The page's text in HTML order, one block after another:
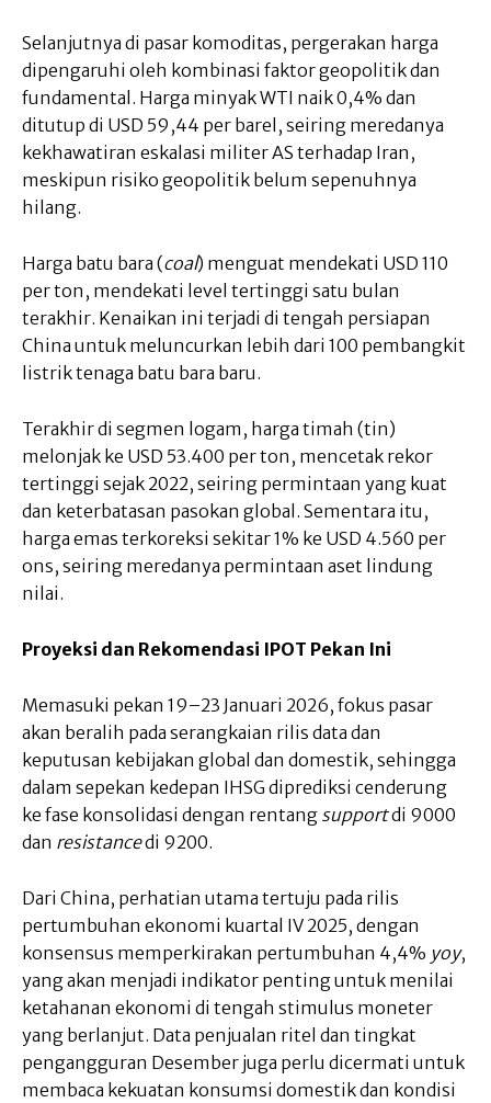
Selanjutnya di pasar komoditas, pergerakan harga
dipengaruhi oleh kombinasi faktor geopolitik dan
fundamental. Harga minyak WTI naik 0,4% dan
ditutup di USD 59,44 per barel, seiring meredanya
kekhawatiran eskalasi militer AS terhadap Iran,
meskipun risiko geopolitik belum sepenuhnya
hilang.
Harga batu bara (coal) menguat mendekati USD 110
per ton, mendekati level tertinggi satu bulan
terakhir. Kenaikan ini terjadi di tengah persiapan
China untuk meluncurkan lebih dari 100 pembangkit
listrik tenaga batu bara baru.
Terakhir di segmen logam, harga timah (tin)
melonjak ke USD 53.400 per ton, mencetak rekor
tertinggi sejak 2022, seiring permintaan yang kuat
dan keterbatasan pasokan global. Sementara itu,
harga emas terkoreksi sekitar 1% ke USD 4.560 per
ons, seiring meredanya permintaan aset lindung
nilai.
Proyeksi dan Rekomendasi IPOT Pekan Ini
Memasuki pekan 19–23 Januari 2026, fokus pasar
akan beralih pada serangkaian rilis data dan
keputusan kebijakan global dan domestik, sehingga
dalam sepekan kedepan IHSG diprediksi cenderung
ke fase konsolidasi dengan rentang supportdi 9000
dan resistancedi 9200.
Dari China, perhatian utama tertuju pada rilis
pertumbuhan ekonomi kuartal IV 2025, dengan
konsensus memperkirakan pertumbuhan 4,4% yoy,
yang akan menjadi indikator penting untuk menilai
ketahanan ekonomi di tengah stimulus moneter
yang berlanjut. Data penjualan ritel dan tingkat
pengangguran Desember juga perlu dicermati untuk
membaca kekuatan konsumsi domestik dan kondisi